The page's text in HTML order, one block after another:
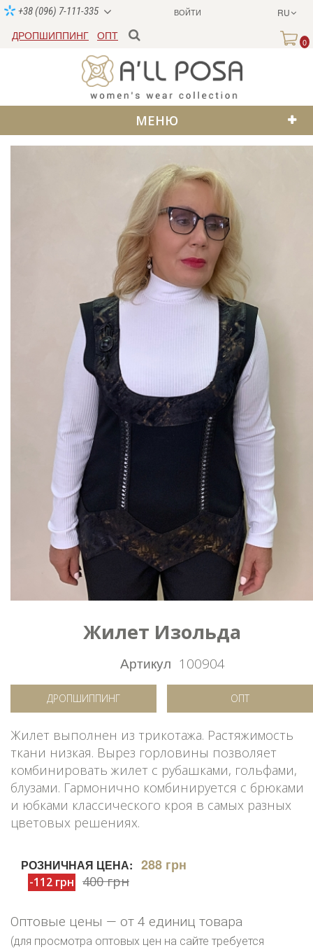
ВОЙТИ RU
+38 (096) 7-111-335
ДРОПШИППИНГ ОПТ
0
МЕНЮ
Жилет Изольда
Артикул 100904
ДРОПШИППИНГ ОПТ
Жилет выполнен из трикотажа. Растяжимость
ткани низкая. Вырез горловины позволяет
комбинировать жилет с рубашками, гольфами,
блузами. Гармонично комбинируется с брюками
и юбками классического кроя в самых разных
цветовых решениях.
РОЗНИЧНАЯ ЦЕНА: 288 грн
-112 грн 400 грн
Оптовые цены — от 4 единиц товара
(для просмотра оптовых цен на сайте требуется